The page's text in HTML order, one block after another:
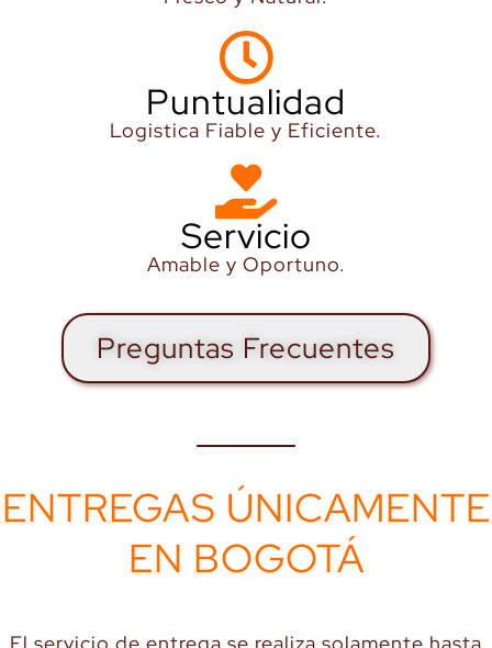
Puntualidad
Logistica Fiable y Eficiente.
Servicio
Amable y Oportuno.
Preguntas Frecuentes
ENTREGAS ÚNICAMENTE
EN BOGOTÁ